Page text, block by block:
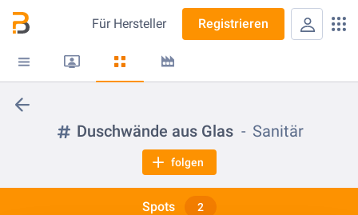
Für Hersteller Registrieren
Duschwände aus Glas Sanitär
folgen
Spots 2